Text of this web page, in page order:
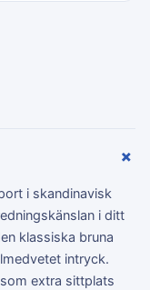
+
i skandinavisk
i ditt
klassiska bruna
intryck.
extra sittplats